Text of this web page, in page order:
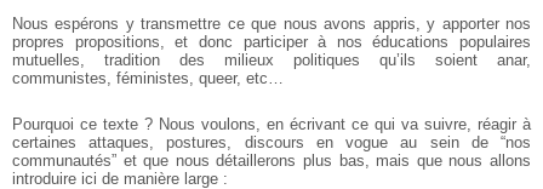
Nous espérons y transmettre ce que nous avons appris, y apporter nos
propres propositions, et donc participer à nos éducations populaires
mutuelles, tradition des milieux politiques qu’ils soient anar,
communistes, féministes, queer, etc…
Pourquoi ce texte ? Nous voulons, en écrivant ce qui va suivre, réagir à
certaines attaques, postures, discours en vogue au sein de “nos
communautés” et que nous détaillerons plus bas, mais que nous allons
introduire ici de manière large :